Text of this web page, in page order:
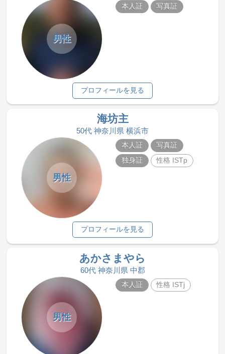
男性
本人証 写真証
プロフィールを見る
海坊主
50代 神奈川県 横浜市
男性
本人証
写真証
独身証
性格 ISTp
プロフィールを見る
あかさまやら
60代 神奈川県 中郡
男性
本人証 性格 ISTj